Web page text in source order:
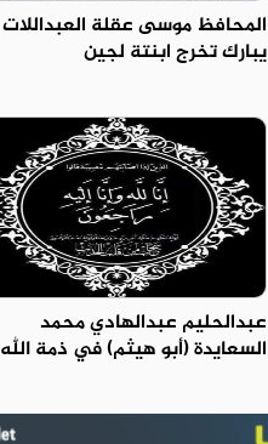
المحافظ موسى عقلة العبداللات
يبارك تخرج ابنتة لجين
عبدالحليم عبدالهادي محمد
السعايدة (أبو هيثم) في ذمة الله